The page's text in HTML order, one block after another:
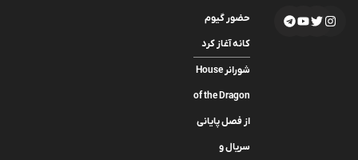
حضور گیوم
کانه آغاز کرد
شورانر House
of the Dragon
از فصل پایانی
سریال و